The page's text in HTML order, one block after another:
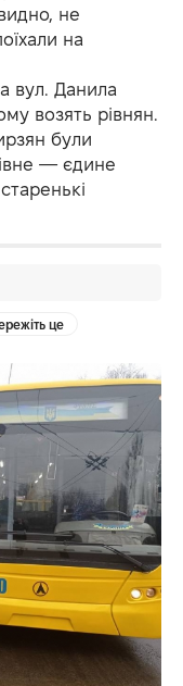
не
на
вул. Данила
возять рівнян.
були
— єдине